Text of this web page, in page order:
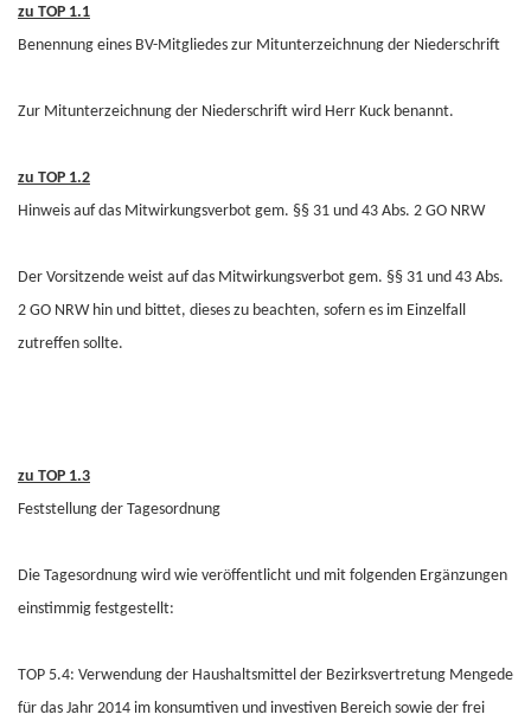
zu TOP 1.1
Benennung eines BV-Mitgliedes zur Mitunterzeichnung der Niederschrift
Zur Mitunterzeichnung der Niederschrift wird Herr Kuck benannt.
zu TOP 1.2
Hinweis auf das Mitwirkungsverbot gem. §§ 31 und 43 Abs. 2 GO NRW
Der Vorsitzende weist auf das Mitwirkungsverbot gem. §§ 31 und 43 Abs.
2 GO NRW hin und bittet, dieses zu beachten, sofern es im Einzelfall
zutreffen sollte.
zu TOP 1.3
Feststellung der Tagesordnung
Die Tagesordnung wird wie veröffentlicht und mit folgenden Ergänzungen
einstimmig festgestellt:
TOP 5.4: Verwendung der Haushaltsmittel der Bezirksvertretung Mengede
für das Jahr 2014 im konsumtiven und investiven Bereich sowie der frei